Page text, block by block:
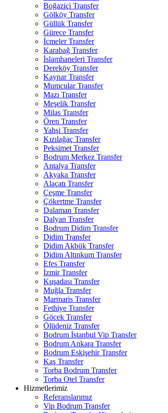
Boğaziçi Transfer
Gölköy Transfer
Güllük Transfer
Gürece Transfer
İçmeler Transfer
Karabağ Transfer
İslamhaneleri Transfer
Dereköy Transfer
Kaynar Transfer
Mumcular Transfer
Mazı Transfer
Meşelik Transfer
Milas Transfer
Ören Transfer
Yahşi Transfer
Kızılağaç Transfer
Peksimet Transfer
Bodrum Merkez Transfer
Antalya Transfer
Akyaka Transfer
Alaçatı Transfer
Çeşme Transfer
Çökertme Transfer
Dalaman Transfer
Dalyan Transfer
Bodrum Didim Transfer
Didim Transfer
Didim Akbük Transfer
Didim Altınkum Transfer
Efes Transfer
İzmir Transfer
Kuşadası Transfer
Muğla Transfer
Marmaris Transfer
Fethiye Transfer
Göcek Transfer
Ölüdeniz Transfer
Bodrum İstanbul Vip Transfer
Bodrum Ankara Transfer
Bodrum Eskişehir Transfer
Kaş Transfer
Torba Bodrum Transfer
Torba Otel Transfer
Hizmetlerimiz
Referanslarımız
Vip Bodrum Transfer